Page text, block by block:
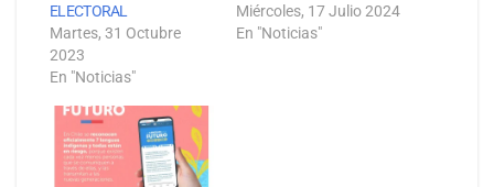
ELECTORAL
Martes, 31 Octubre
2023
En "Noticias"
Miércoles, 17 Julio 2024
En "Noticias"